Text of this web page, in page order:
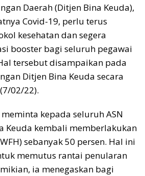
Daerah (Ditjen Bina Keuda),
Covid-19, perlu terus
kesehatan dan segera
booster bagi seluruh pegawai
tersebut disampaikan pada
Ditjen Bina Keuda secara
02/22).
kepada seluruh ASN
Keuda kembali memberlakukan
sebanyak 50 persen. Hal ini
memutus rantai penularan
ia menegaskan bagi